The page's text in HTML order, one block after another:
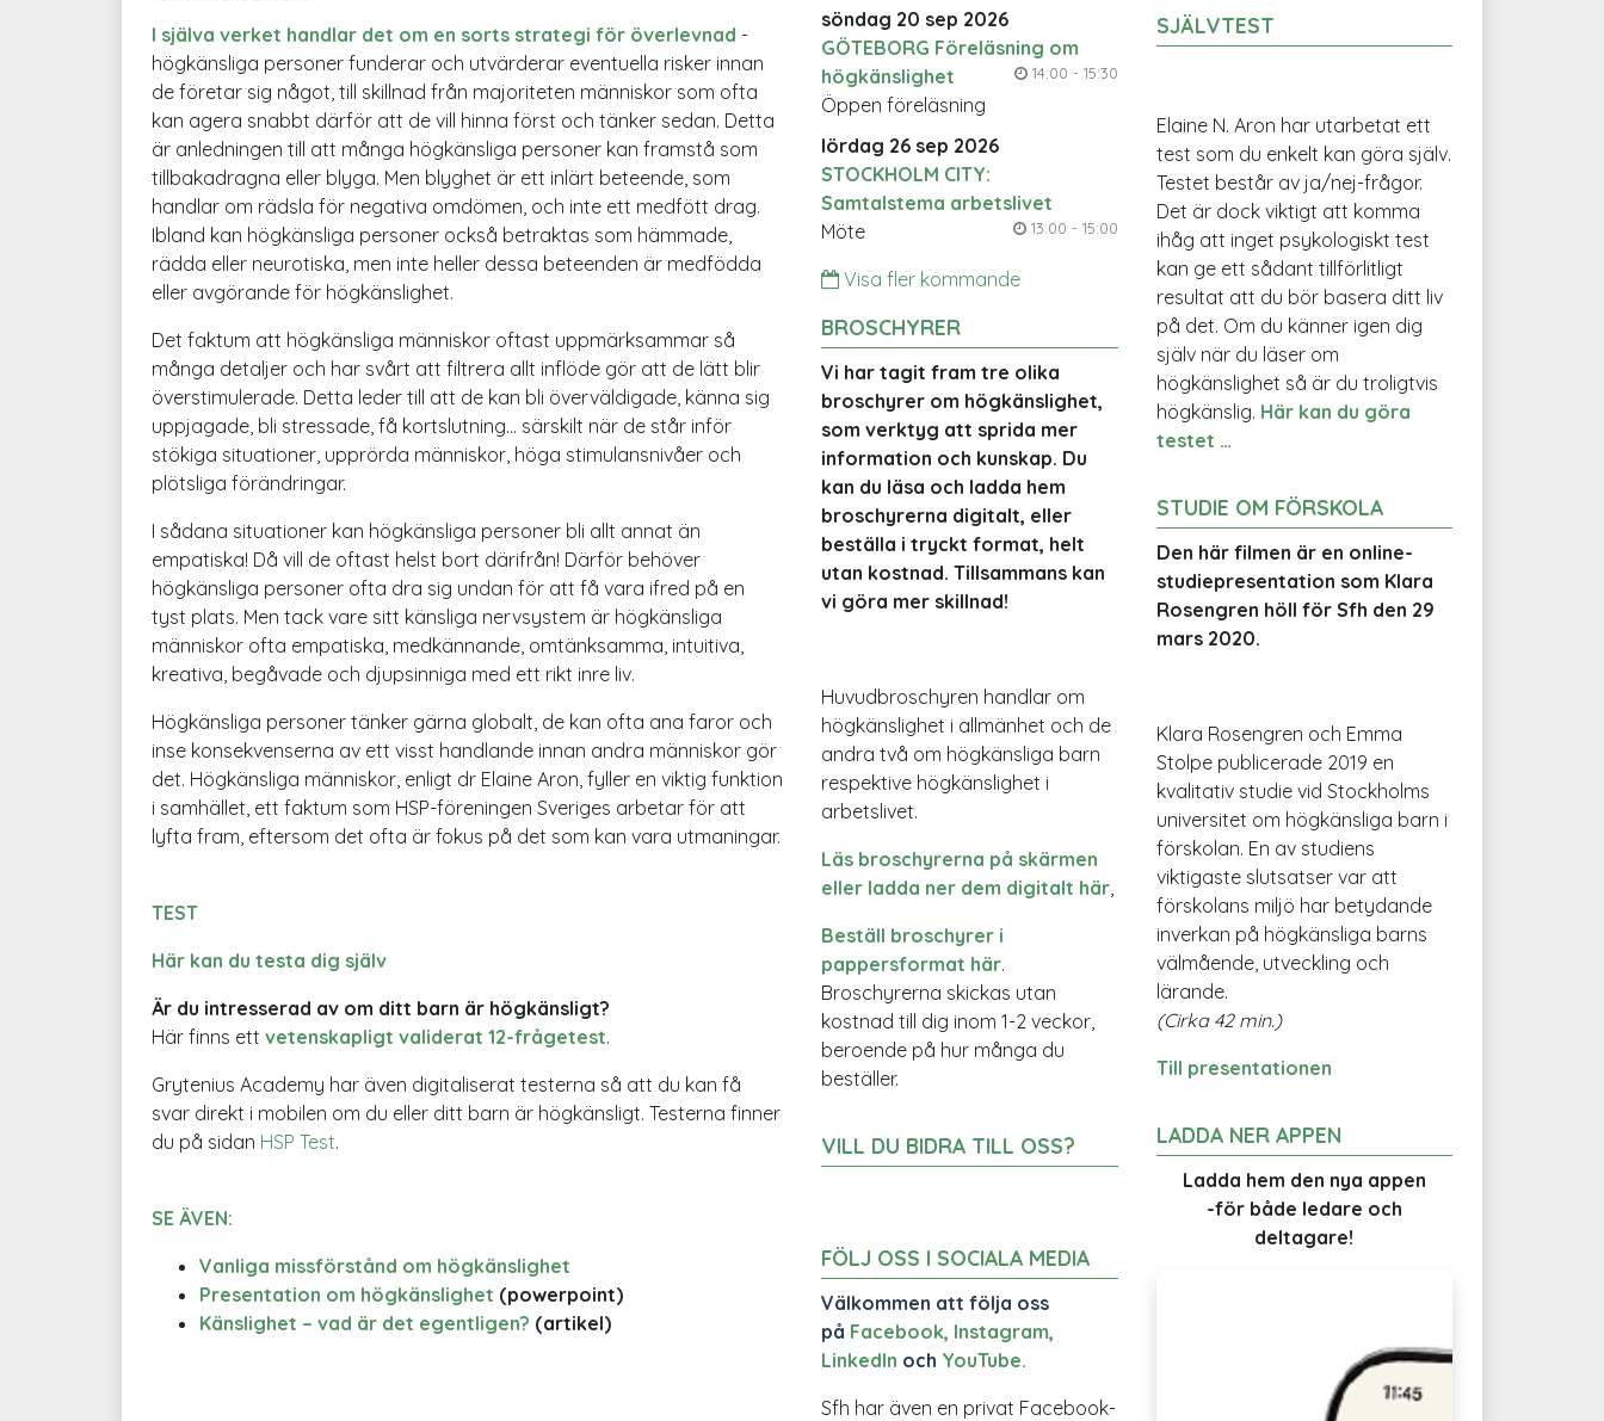
söndag 20 sep 2026
GÖTEBORG Föreläsning om
högkänslighet
14:00 - 15:30
Öppen föreläsning
lördag 26 sep 2026
STOCKHOLM CITY:
Samtalstema arbetslivet
13:00 - 15:00
Möte
Visa fler kommande
BROSCHYRER
Vi har tagit fram tre olika
broschyrer om högkänslighet,
som verktyg att sprida mer
information och kunskap. Du
kan du läsa och ladda hem
broschyrerna digitalt, eller
beställa i tryckt format, helt
utan kostnad. Tillsammans kan
vi göra mer skillnad!
Huvudbroschyren handlar om
högkänslighet i allmänhet och de
andra två om högkänsliga barn
respektive högkänslighet i
arbetslivet.
Läs broschyrerna på skärmen
eller ladda ner dem digitalt här
Beställ broschyrer i
pappersformat här.
Broschyrerna skickas utan
kostnad till dig inom 1-2 veckor,
beroende på hur många du
beställer.
VILL DU BIDRA TILL OSS?
FÖLJ OSS I SOCIALA MEDIA
Välkommen att följa oss
på Facebook, Instagram,
LinkedIn och YouTube.
Sfh har även en privat Facebook-
I själva verket handlar det om en sorts strategi för överlevnad -
högkänsliga personer funderar och utvärderar eventuella risker innan
de företar sig något, till skillnad från majoriteten människor som ofta
kan agera snabbt därför att de vill hinna först och tänker sedan. Detta
är anledningen till att många högkänsliga personer kan framstå som
tillbakadragna eller blyga. Men blyghet är ett inlärt beteende, som
handlar om rädsla för negativa omdömen, och inte ett medfött drag.
Ibland kan högkänsliga personer också betraktas som hämmade,
rädda eller neurotiska, men inte heller dessa beteenden är medfödda
eller avgörande för högkänslighet.
Det faktum att högkänsliga människor oftast uppmärksammar så
många detaljer och har svårt att filtrera allt inflöde gör att de lätt blir
överstimulerade. Detta leder till att de kan bli överväldigade, känna sig
uppjagade, bli stressade, få kortslutning... särskilt när de står inför
stökiga situationer, upprörda människor, höga stimulansnivåer och
plötsliga förändringar.
I sådana situationer kan högkänsliga personer bli allt annat än
empatiska! Då vill de oftast helst bort därifrån! Därför behöver
högkänsliga personer ofta dra sig undan för att få vara ifred på en
tyst plats. Men tack vare sitt känsliga nervsystem är högkänsliga
människor ofta empatiska, medkännande, omtänksamma, intuitiva,
kreativa, begåvade och djupsinniga med ett rikt inre liv.
Högkänsliga personer tänker gärna globalt, de kan ofta ana faror och
inse konsekvenserna av ett visst handlande innan andra människor gör
det. Högkänsliga människor, enligt dr Elaine Aron, fyller en viktig funktion
i samhället, ett faktum som HSP-föreningen Sveriges arbetar för att
lyfta fram, eftersom det ofta är fokus på det som kan vara utmaningar.
TEST
Här kan du testa dig själv
Är du intresserad av om ditt barn är högkänsligt?
Här finns ett vetenskapligt validerat 12-frågetest.
Grytenius Academy har även digitaliserat testerna så att du kan få
svar direkt i mobilen om du eller ditt barn är högkänsligt. Testerna finner
du på sidan HSP Test.
SE ÄVEN:
Vanliga missförstånd om högkänslighet
Presentation om högkänslighet (powerpoint)
Känslighet – vad är det egentligen? (artikel)
SJÄLVTEST
Elaine N. Aron har utarbetat ett
test som du enkelt kan göra själv.
Testet består av ja/nej-frågor.
Det är dock viktigt att komma
ihåg att inget psykologiskt test
kan ge ett sådant tillförlitligt
resultat att du bör basera ditt liv
på det. Om du känner igen dig
själv när du läser om
högkänslighet så är du troligtvis
högkänslig. Här kan du göra
testet …
STUDIE OM FÖRSKOLA
Den här filmen är en online-
studiepresentation som Klara
Rosengren höll för Sfh den 29
mars 2020.
Klara Rosengren och Emma
Stolpe publicerade 2019 en
kvalitativ studie vid Stockholms
universitet om högkänsliga barn i
förskolan. En av studiens
viktigaste slutsatser var att
förskolans miljö har betydande
inverkan på högkänsliga barns
välmående, utveckling och
lärande.
(Cirka 42 min.)
Till presentationen
LADDA NER APPEN
Ladda hem den nya appen
-för både ledare och
deltagare!